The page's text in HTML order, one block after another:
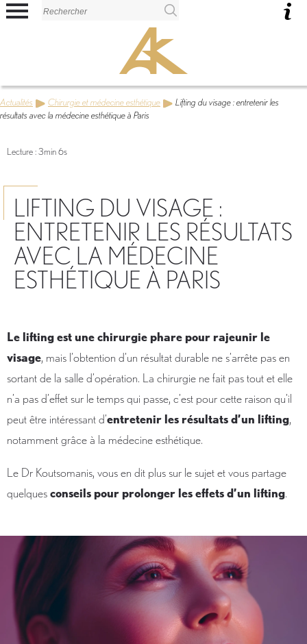
Actualités Chirurgie et médecine esthétique
Lifting du visage : entretenir les
résultats avec la médecine esthétique à Paris
Lecture : 3min 6s
LIFTING DU VISAGE :
ENTRETENIR LES RÉSULTATS
AVEC LA MÉDECINE
ESTHÉTIQUE À PARIS
Le lifting est une chirurgie phare pour rajeunir le
visage, mais l’obtention d’un résultat durable ne s’arrête pas en
sortant de la salle d’opération. La chirurgie ne fait pas tout et elle
n’a pas d’effet sur le temps qui passe, c’est pour cette raison qu’il
peut être intéressant d’entretenir les résultats d’un lifting,
notamment grâce à la médecine esthétique.
Le Dr Koutsomanis, vous en dit plus sur le sujet et vous partage
quelquesconseils pour prolonger les effets d’un lifting.
Panneau de gestion des cookies